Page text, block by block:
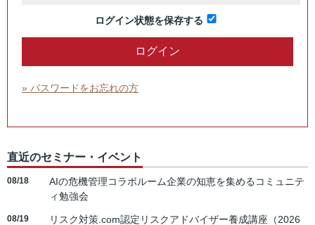
ログイン状態を保存する
» パスワードをお忘れの方
直近のセミナー・イベント
08/18
AIの危機管理コラボルーム企業の知恵を集めるコミュニテ
ィ勉強会
08/19
リスク対策.com認定リスクアドバイザー養成講座（2026